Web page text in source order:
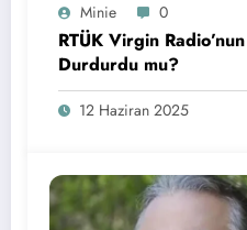
Minie 0
RTÜK Virgin Radio’nun
Durdurdu mu?
12 Haziran 2025